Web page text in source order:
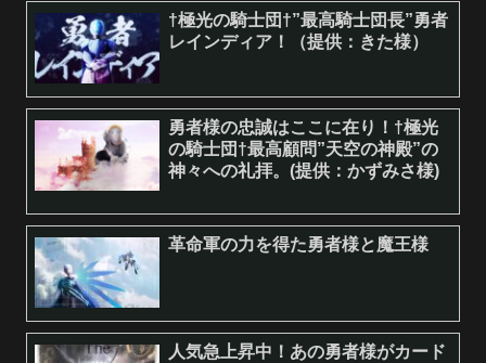
†極光の騎士団†”最高騎士団長”勇者
レインディア！（提供：きた様）
勇者様の忠誠はここに在り！†極光
の騎士団†最高顧問”天空の神殿”の
神々への礼拝。(提供：かずみさ様)
革命軍の力を得た勇者様と魔王様
人気急上昇中！あの勇者様がカード